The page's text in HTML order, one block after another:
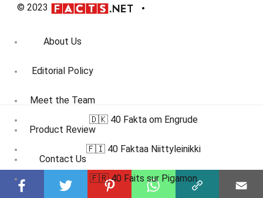
© 2023
About Us
Editorial Policy
Meet the Team
Product Review
Contact Us
Write For Us
🇩🇰 40 Fakta om Engrude
🇫🇮 40 Faktaa Niittyleinikki
🇫🇷 40 Faits sur Pigamon